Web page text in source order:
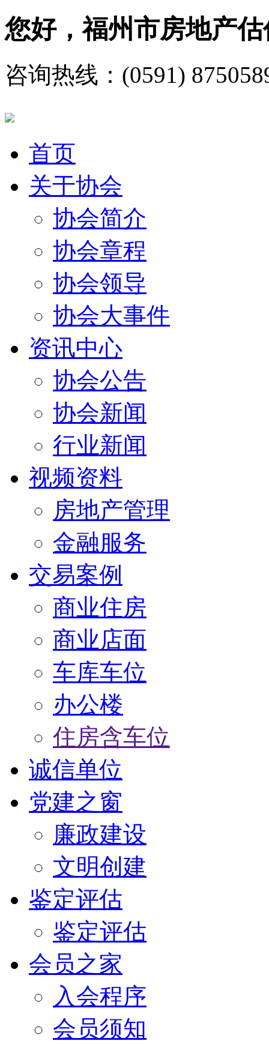
您好，福州市房地产
咨询热线：(0591)
首页
关于协会
协会简介
协会章程
协会领导
协会大事件
资讯中心
协会公告
协会新闻
行业新闻
视频资料
房地产管理
金融服务
交易案例
商业住房
商业店面
车库车位
办公楼
住房含车位
诚信单位
党建之窗
廉政建设
文明创建
鉴定评估
鉴定评估
会员之家
入会程序
会员须知